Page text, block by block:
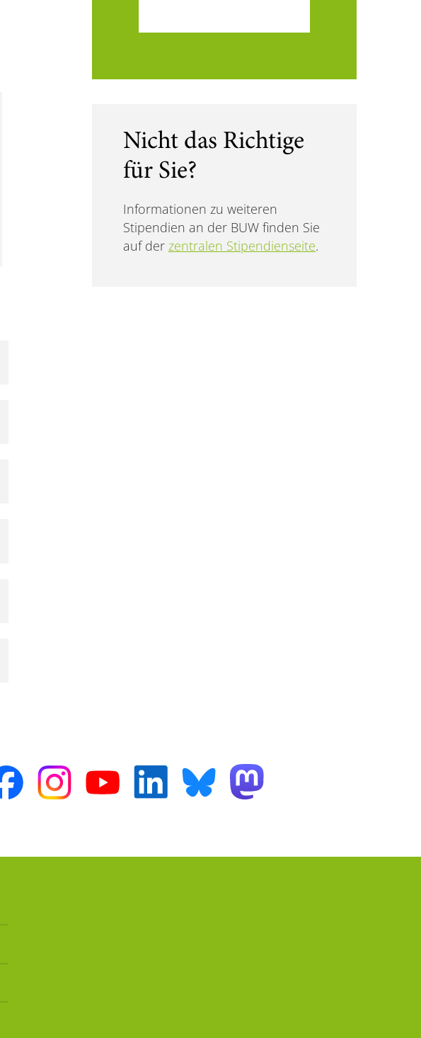
Nicht das Richtige
für Sie?
Informationen zu weiteren
Stipendien an der BUW finden Sie
auf derzentralen Stipendienseite.